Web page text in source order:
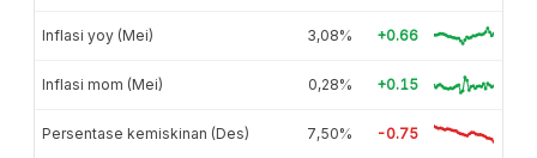
Inflasi yoy (Mei) 3,08% +0.66
Inflasi mom (Mei) 0,28% +0.15
Persentase kemiskinan (Des) 7,50% -0.75